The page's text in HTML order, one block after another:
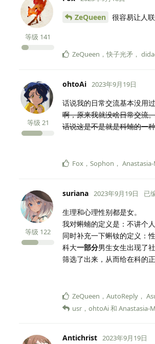
等级 141
ZeQueen 很容易让人
ZeQueen ， 快子光矛 ，
ohtoAi
等级 21
2023年9月19日
话说我的日常交流基本没用
啊，原来我就没啥日常交流。
话说这是不是就是科蝻的一
Fox ， Sophon ，
suriana
等级 122
2023年9月19日 已
生理和心理性别都是女。
我对蝌蝻的定义是：不讲个
同时补充一下蝌钕的定义：
科大一部分男生女生出现了
筛选了出来，从而给在科的
ZeQueen ， AutoReply ，
usr ， ohtoAi和 Anastasia-
Antichrist 2023年9月19日